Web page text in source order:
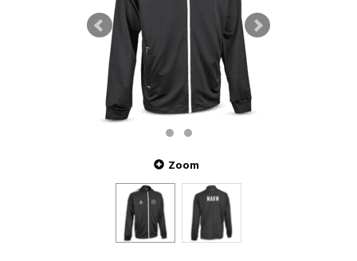
Zoom